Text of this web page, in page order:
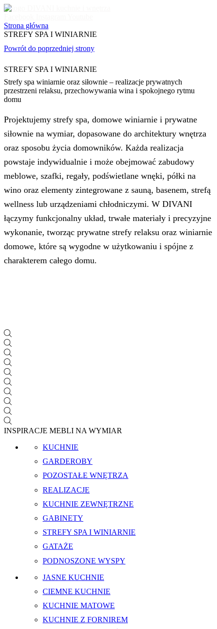
Strona główna
STREFY SPA I WINIARNIE
Powrót do poprzedniej strony
STREFY SPA I WINIARNIE
Strefy spa winiarnie oraz siłownie – realizacje prywatnych
przestrzeni relaksu, przechowywania wina i spokojnego rytmu
domu
Projektujemy strefy spa, domowe winiarnie i prywatne
siłownie na wymiar, dopasowane do architektury wnętrza
oraz sposobu życia domowników. Każda realizacja
powstaje indywidualnie i może obejmować zabudowy
meblowe, szafki, regały, podświetlane wnęki, półki na
wino oraz elementy zintegrowane z sauną, basenem, strefą
wellness lub urządzeniami chłodniczymi. W DIVANI
łączymy funkcjonalny układ, trwałe materiały i precyzyjne
wykonanie, tworząc prywatne strefy relaksu oraz winiarnie
domowe, które są wygodne w użytkowaniu i spójne z
charakterem całego domu.
INSPIRACJE MEBLI NA WYMIAR
KUCHNIE
GARDEROBY
POZOSTAŁE WNĘTRZA
REALIZACJE
KUCHNIE ZEWNĘTRZNE
GABINETY
STREFY SPA I WINIARNIE
GATAŻE
PODNOSZONE WYSPY
JASNE KUCHNIE
CIEMNE KUCHNIE
KUCHNIE MATOWE
KUCHNIE Z FORNIREM